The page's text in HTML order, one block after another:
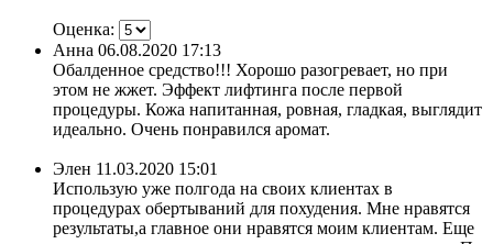
Оценка:
Анна 06.08.2020 17:13
Обалденное средство!!! Хорошо разогревает, но при
этом не жжет. Эффект лифтинга после первой
процедуры. Кожа напитанная, ровная, гладкая, выглядит
идеально. Очень понравился аромат.
Элен 11.03.2020 15:01
Использую уже полгода на своих клиентах в
процедурах обертываний для похудения. Мне нравятся
результаты,а главное они нравятся моим клиентам. Еще